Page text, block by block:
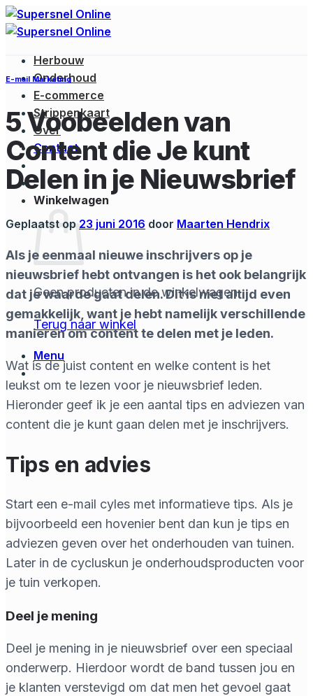
Ga
naar
Herbouw
Onderhoud
E-commerce
Strippenkaart
Over
Contact
Winkelwagen
Geen producten in de winkelwagen.
Terug naar winkel
Menu
E-mail Marketing
5 Voobeelden van
Content die Je kunt
Delen in je Nieuwsbrief
Geplaatst op 23 juni 2016 door Maarten Hendrix
Als je eenmaal nieuwe inschrijvers op je
nieuwsbrief hebt ontvangen is het ook belangrijk
dat je waarde gaat delen. Dit is niet altijd even
gemakkelijk, want je hebt namelijk verschillende
manieren om content te delen met je leden.
Wat is de juist content en welke content is het
leukst om te lezen voor je nieuwsbrief leden.
Hieronder geef ik je een aantal tips en adviezen van
content die je kunt gaan delen met je inschrijvers.
Tips en advies
Start een e-mail cyles met informatieve tips. Als je
bijvoorbeeld een hovenier bent dan kun je tips en
adviezen geven over het onderhouden van tuinen.
Later in de cycluskun je onderhoudsproducten voor
je tuin verkopen.
Deel je mening
Deel je mening in je nieuwsbrief over een speciaal
onderwerp. Hierdoor wordt de band tussen jou en
je klanten verstevigd om dat men het gevoel gaat